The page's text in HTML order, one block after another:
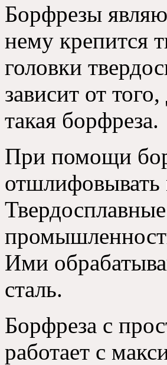
Борфрезы
нему крепится
головки
зависит от
такая борфреза.
При помощи
Ими
сталь.
Борфреза с
работает с